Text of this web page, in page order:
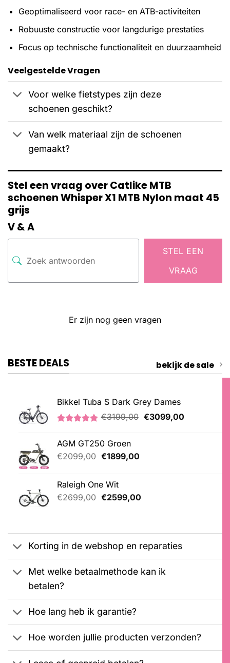
Geoptimaliseerd voor race- en ATB-activiteiten
Robuuste constructie voor langdurige prestaties
Focus op technische functionaliteit en duurzaamheid
Veelgestelde Vragen
Voor welke fietstypes zijn deze
schoenen geschikt?
Van welk materiaal zijn de schoenen
gemaakt?
Stel een vraag over Catlike MTB
schoenen Whisper X1 MTB Nylon maat 45
grijs
V & A
STEL EEN
VRAAG
Er zijn nog geen vragen
BESTE DEALS bekijk de sale
Bikkel Tuba S Dark Grey Dames
gebaseerd
op
klantbeoordeling
€3199,00 Oorspronkelijke
€3099,00Huidige
AGM GT250 Groen
€2099,00 Oorspronkelijke
€2099,00.
€1899,00Huidige
Raleigh One Wit
€2699,00 Oorspronkelijke
€2599,00Huidige
Korting in de webshop en reparaties
Met welke betaalmethode kan ik
betalen?
Hoe lang heb ik garantie?
Hoe worden jullie producten verzonden?